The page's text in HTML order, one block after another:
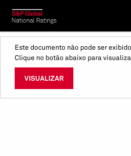
Este documento não pode ser
Clique no botão abaixo para
VISUALIZAR